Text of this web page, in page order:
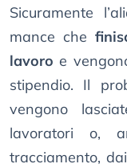
Sicuramente
mance che
lavoro e
stipendio. Il
vengono
lavoratori o,
tracciamento,